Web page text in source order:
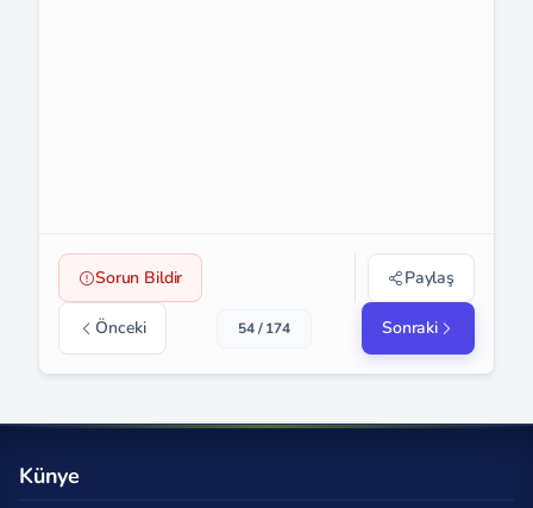
Sorun Bildir Paylaş
Önceki 54 / 174 Sonraki
Künye